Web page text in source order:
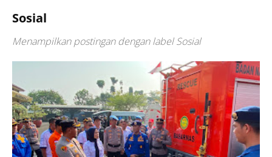
Sosial
Menampilkan postingan dengan labelSosial